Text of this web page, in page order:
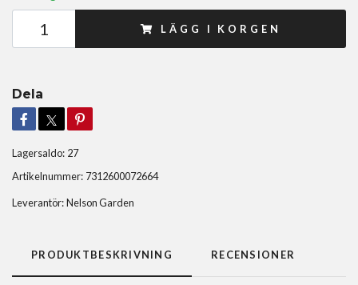
LÄGG I KORGEN
Dela
Lagersaldo: 27
Artikelnummer: 7312600072664
Leverantör:Nelson Garden
PRODUKTBESKRIVNING RECENSIONER